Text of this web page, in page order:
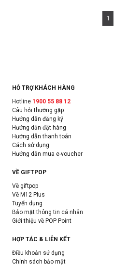
1
HỖ TRỢ KHÁCH HÀNG
Hotline 1900 55 88 12
Câu hỏi thường gặp
Hướng dẫn đăng ký
Hướng dẫn đặt hàng
Hướng dẫn thanh toán
Cách sử dụng
Hướng dẫn mua e-voucher
VỀ GIFTPOP
Về giftpop
Về M12 Plus
Tuyển dụng
Bảo mật thông tin cá nhân
Giới thiệu về POP Point
HỢP TÁC & LIÊN KẾT
Điều khoản sử dụng
Chính sách bảo mật